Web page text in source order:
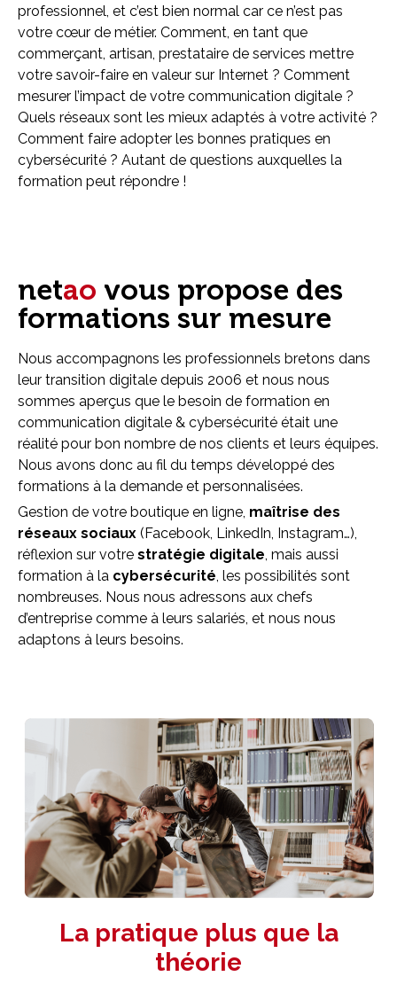
professionnel, et c’est bien normal car ce n’est pas
votre cœur de métier. Comment, en tant que
commerçant, artisan, prestataire de services mettre
votre savoir-faire en valeur sur Internet ? Comment
mesurer l’impact de votre communication digitale ?
Quels réseaux sont les mieux adaptés à votre activité ?
Comment faire adopter les bonnes pratiques en
cybersécurité ? Autant de questions auxquelles la
formation peut répondre !
netao vous propose des
formations sur mesure
Nous accompagnons les professionnels bretons dans
leur transition digitale depuis 2006 et nous nous
sommes aperçus que le besoin de formation en
communication digitale & cybersécurité était une
réalité pour bon nombre de nos clients et leurs équipes.
Nous avons donc au fil du temps développé des
formations à la demande et personnalisées.
Gestion de votre boutique en ligne, maîtrise des
réseaux sociaux (Facebook, LinkedIn, Instagram…),
réflexion sur votre stratégie digitale, mais aussi
formation à la cybersécurité, les possibilités sont
nombreuses. Nous nous adressons aux chefs
d’entreprise comme à leurs salariés, et nous nous
adaptons à leurs besoins.
La pratique plus que la
théorie